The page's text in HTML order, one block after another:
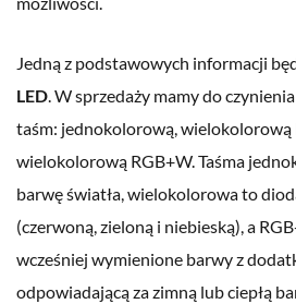
Jedną z podstawowych informacji
LED. W sprzedaży mamy do
taśm: jednokolorową, wielokolorową
wielokolorową RGB+W. Taśma
barwę światła, wielokolorowa to
(czerwoną, zieloną i niebieską), a
wcześniej wymienione barwy z
odpowiadającą za zimną lub ciepłą